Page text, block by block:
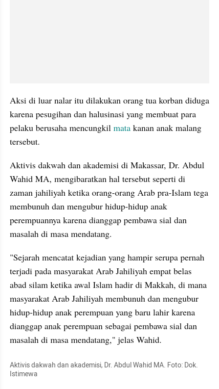
Aksi di luar nalar itu dilakukan orang tua korban diduga
karena pesugihan dan halusinasi yang membuat para
pelaku berusaha mencungkil mata kanan anak malang
tersebut.
Aktivis dakwah dan akademisi di Makassar, Dr. Abdul
Wahid MA, mengibaratkan hal tersebut seperti di
zaman jahiliyah ketika orang-orang Arab pra-Islam tega
membunuh dan mengubur hidup-hidup anak
perempuannya karena dianggap pembawa sial dan
masalah di masa mendatang.
"Sejarah mencatat kejadian yang hampir serupa pernah
terjadi pada masyarakat Arab Jahiliyah empat belas
abad silam ketika awal Islam hadir di Makkah, di mana
masyarakat Arab Jahiliyah membunuh dan mengubur
hidup-hidup anak perempuan yang baru lahir karena
dianggap anak perempuan sebagai pembawa sial dan
masalah di masa mendatang," jelas Wahid.
Aktivis dakwah dan akademisi, Dr. Abdul Wahid MA. Foto: Dok.
Istimewa